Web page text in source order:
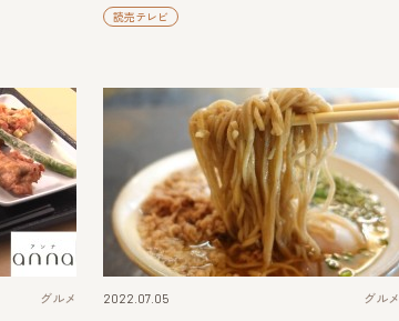
読売テレビ
グルメ 2022.07.05 グルメ